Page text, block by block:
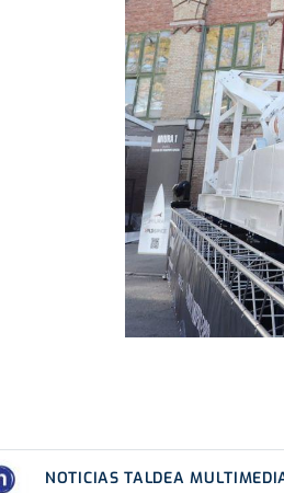
NOTICIAS TALDEA